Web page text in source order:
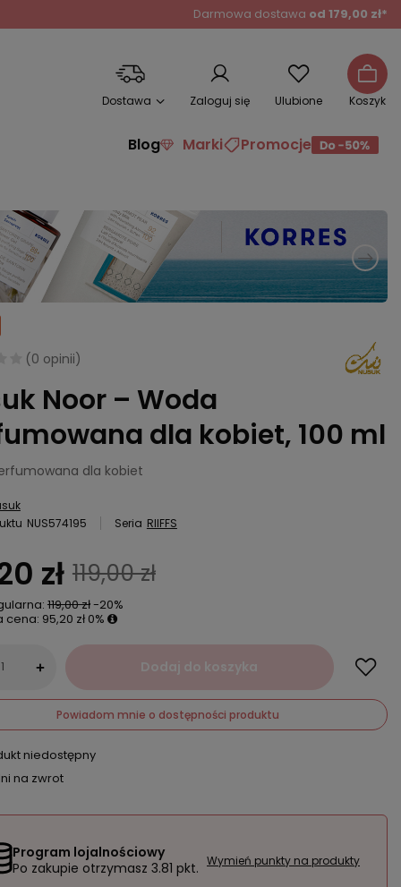
Darmowa dostawa od 179,00 zł*
Dostawa Zaloguj się Ulubione Koszyk
Blog Marki Promocje
(0 opinii)
Noor – Woda
dla kobiet, 100 ml
dla kobiet
NUS574195 Seria RIIFFS
zł 119,00 zł
119,00 zł-20%
cena: 95,20 zł 0%
+ Dodaj do koszyka
Powiadom mnie o dostępności produktu
niedostępny
na zwrot
Program lojalnościowy
Po zakupie otrzymasz 3.81 pkt. Wymień punkty na produkty